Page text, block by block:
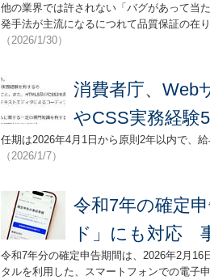
他の業界では許されない「バグがあって当
発手法が主流になるにつれて品質保証の在
（2026/1/30）
消費者庁、Web
やCSS実務経験
任期は2026年4月1日から原則2年以内で、
（2026/1/7）
令和7年の確定
ド」にも対応
令和7年分の確定申告期間は、2026年2月
タルを利用した、スマートフォンでの電子